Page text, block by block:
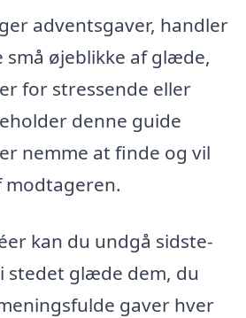
adventsgaver, handler
små øjeblikke af glæde,
for stressende eller
denne guide
nemme at finde og vil
kan du undgå sidste-
stedet glæde dem, du
gaver hver